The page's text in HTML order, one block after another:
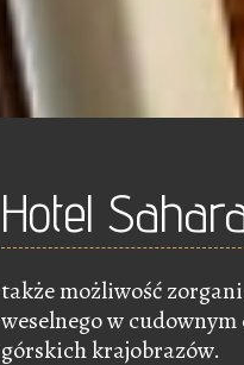
Hotel
także możliwość
weselnego w
górskich krajobrazów.